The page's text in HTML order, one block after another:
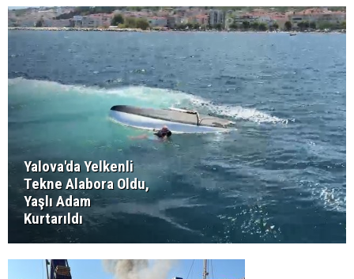
Yalova'da Yelkenli
Tekne Alabora Oldu,
Yaşlı Adam
Kurtarıldı